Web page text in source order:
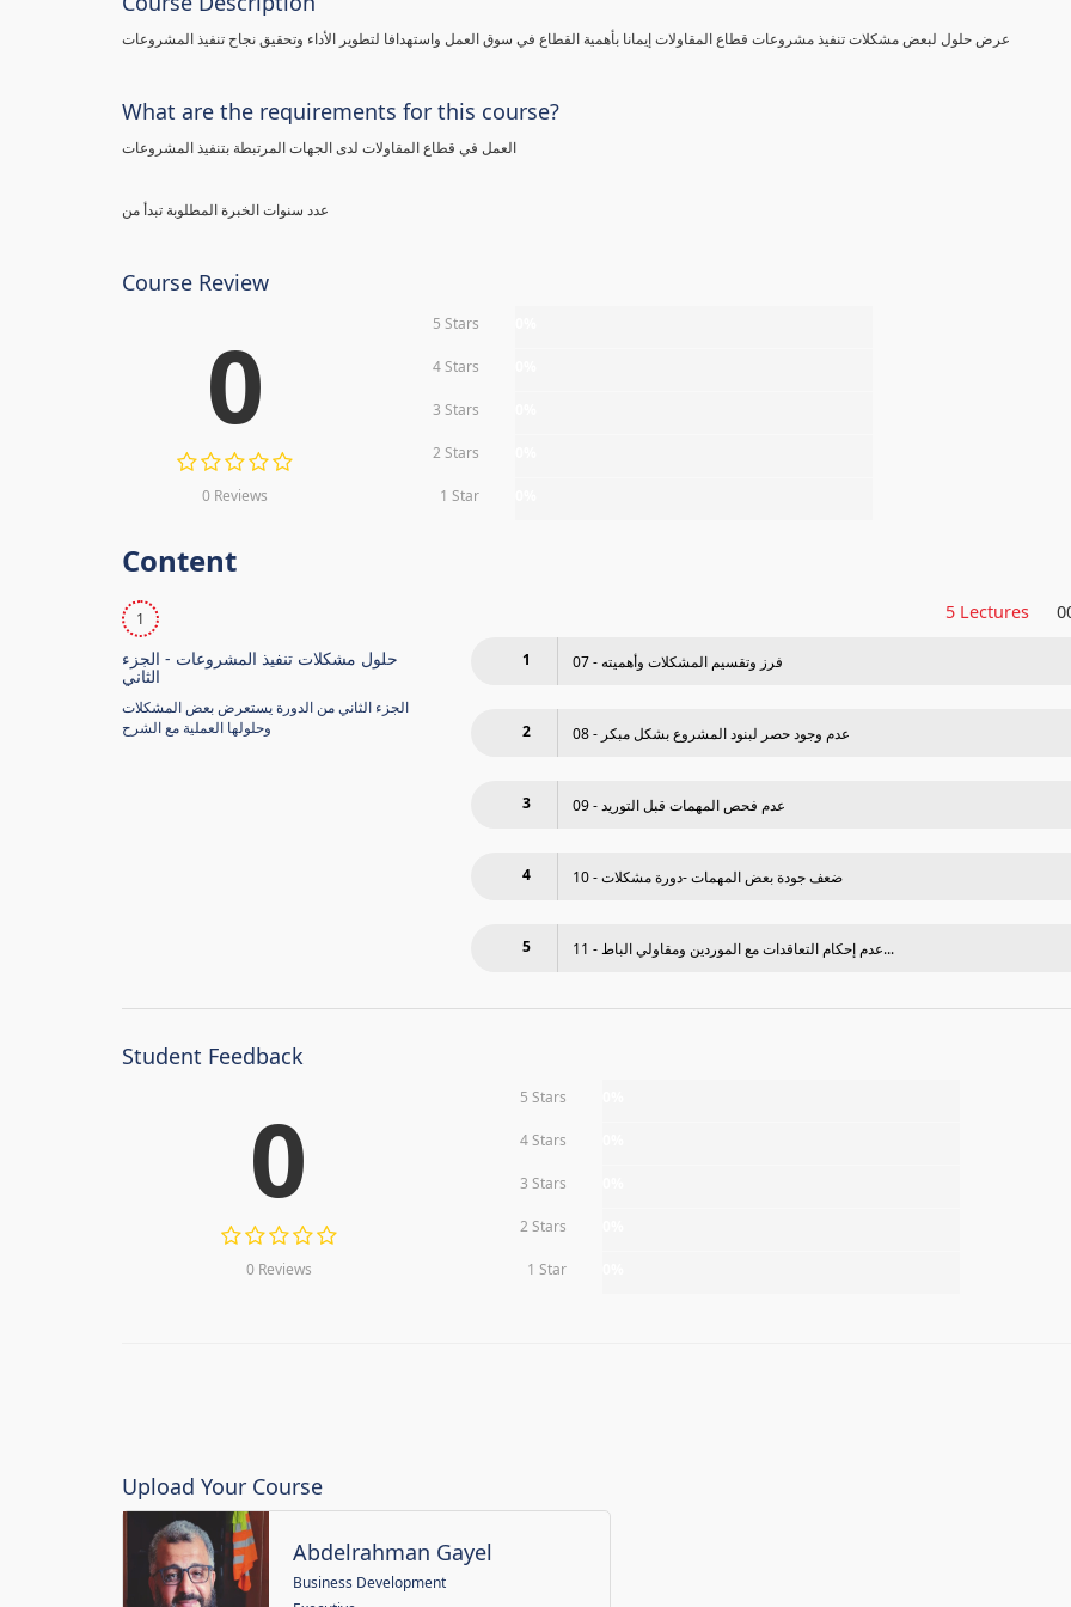
عرض حلول لبعض مشكلات تنفيذ مشروعات قطاع المقاولات إيمانا بأهمية القطاع في سوق العمل واستهدافا لتطوير الأداء وتحقيق نجاح تنفيذ المشروعات
What are the requirements for this course?
عدد سنوات الخبرة المطلوبة تبدأ من
Course Review
0
0 Reviews
5 Stars
4 Stars
3 Stars
2 Stars
1 Star
Content
1 5 Lectures
حلول مشكلات تنفيذ المشروعات - الجزء
الثاني
الجزء الثاني من الدورة يستعرض بعض المشكلات
وحلولها العملية مع الشرح
1 07 - فرز وتقسيم المشكلات وأهميته
2 08 - عدم وجود حصر لبنود المشروع بشكل مبكر
3 09 - عدم فحص المھمات قبل التوريد
4 10 - ضعف جودة بعض المھمات -دورة مشكلات
5 11 - عدم إحكام التعاقدات مع الموردين ومقاولي الباط...
Student Feedback
0
0 Reviews
5 Stars
4 Stars
3 Stars
2 Stars
1 Star
Upload Your Course
Abdelrahman Gayel
Business Development